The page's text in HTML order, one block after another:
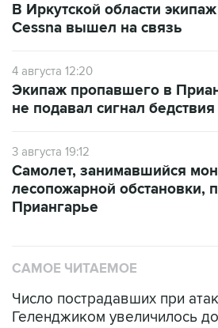
В Иркутской области
Cessna вышел на связь
4 августа 12:20
Экипаж пропавшего в
не подавал сигнал бедствия
3 августа 19:12
Самолет, занимавшийся
лесопожарной обстановки,
Приангарье
САМОЕ ЧИТАЕМОЕ
Число пострадавших при
Геленджиком увеличилось